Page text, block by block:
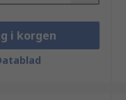
i korgen